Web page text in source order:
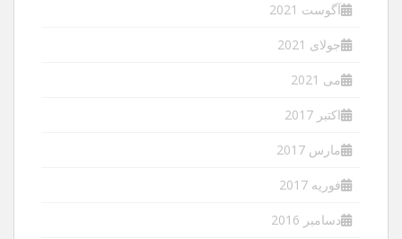
آگوست 2021
جولای 2021
می 2021
اکتبر 2017
مارس 2017
فوریه 2017
دسامبر 2016